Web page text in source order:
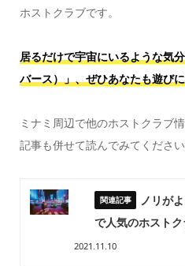
ホストクラブです。
居るだけで宇宙にいるような気
バース）」、ぜひあなたも遊び
ミナミ周辺で他のホストクラブ
記事も併せて読んでみてください
ノリが
で人気のホスト
2021.11.10